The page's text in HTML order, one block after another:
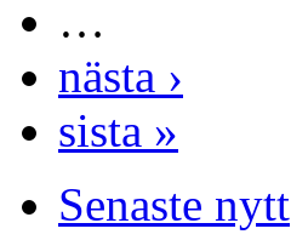
…
nästa ›
sista »
Senaste nytt